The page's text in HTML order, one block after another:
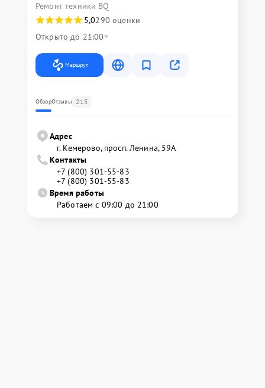
Ремонт техники BQ
5,0290 оценки
Открыто до 21:00
Маршрут
ОбзорОтзывы 215
Адрес
г. Кемерово, просп. Ленина, 59А
Контакты
+7 (800) 301-55-83
+7 (800) 301-55-83
Время работы
Работаем с 09:00 до 21:00